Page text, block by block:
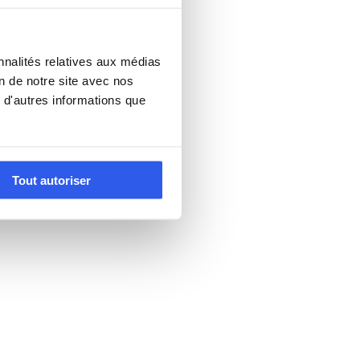
relatives aux médias
de notre site avec nos
informations que
Tout autoriser